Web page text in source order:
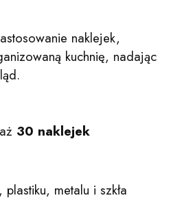
naklejek,
kuchnię, nadając
30 naklejek
metalu i szkła